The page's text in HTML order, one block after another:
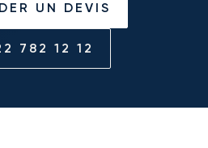
UN DEVIS
782 12 12